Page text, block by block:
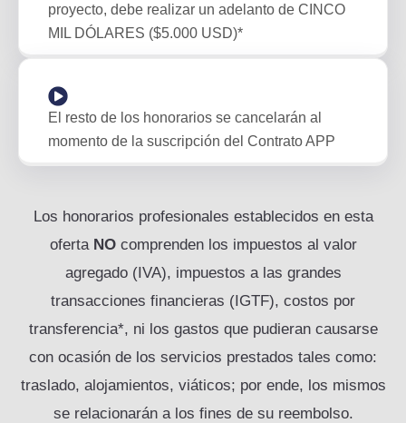
proyecto, debe realizar un adelanto de CINCO
MIL DÓLARES ($5.000 USD)*
El resto de los honorarios se cancelarán al
momento de la suscripción del Contrato APP
Los honorarios profesionales establecidos en esta
oferta NOcomprenden los impuestos al valor
agregado (IVA), impuestos a las grandes
transacciones financieras (IGTF), costos por
transferencia*, ni los gastos que pudieran causarse
con ocasión de los servicios prestados tales como:
traslado, alojamientos, viáticos; por ende, los mismos
se relacionarán a los fines de su reembolso.